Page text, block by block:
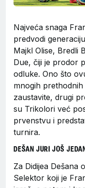
Najveća snaga
predvodi
Majkl Olise, Bredli
Due, čiji je prodor
odluke. Ono što
mnogih
zaustavite, drugi
su Trikolori već
prvenstvu i
turnira.
DEŠAN JURI JOŠ
Za Didijea Dešana
Selektor koji je